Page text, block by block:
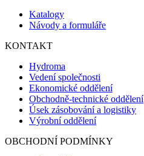
Katalogy
Návody a formuláře
KONTAKT
Hydroma
Vedení společnosti
Ekonomické oddělení
Obchodně-technické oddělení
Úsek zásobování a logistiky
Výrobní oddělení
OBCHODNÍ PODMÍNKY